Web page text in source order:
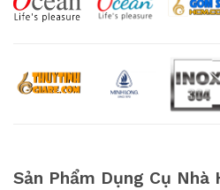
Sản Phẩm Dụng Cụ Nhà